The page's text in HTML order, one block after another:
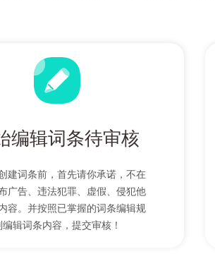
编辑词条待审核
建词条前，首先请你承诺，不在
广告、违法犯罪、虚假、侵犯他
容。并按照已掌握的词条编辑规
编辑词条内容，提交审核！